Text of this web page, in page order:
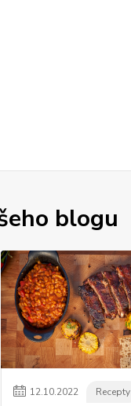
blogu
12.10.2022 Recepty